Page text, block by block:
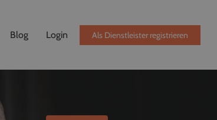
Blog Login Als Dienstleister registrieren